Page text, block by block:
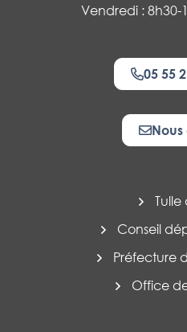
Vendredi : 8h30-
05 55
Nous
Conseil
Préfecture
Office